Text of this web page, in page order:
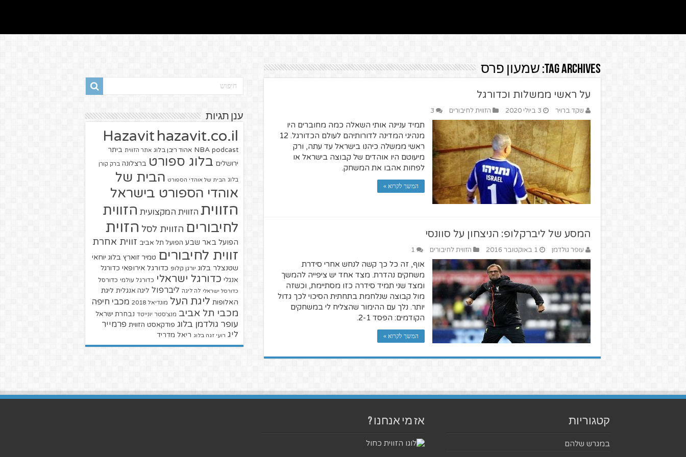
Tag Archives: שמעון פרס
על ראשי ממשלות וכדורגל
שקד ברויר 3 ביולי 2020 הזווית לחיבורים 3
תמיד עניינה אותי השאלה כמה מחוברים היו
מנהיגי המדינה לדורותיהם לעולם הכדורגל. 12
ראשי ממשלה כיהנו בישראל עד עתה, ורק
מיעוטם היו אוהדים של קבוצה בישראל או
לפחות אהבו את המשחק.
המשך לקרוא »
המסע של ליברקלופ: הניצחון על סוונסי
עופר גולדמן 1 באוקטובר 2016 הזווית לחיבורים 1
אוף, זה כל כך קשה לנחש אחרי סידרת
משחקים נהדרת. מצד אחד יש ציפייה להמשך
ומצד שני תמיד סידרה כזו מסתיימת, וכשזה
מול קבוצה שנלחמת בתחתית הסיכוי לכך גדול
יותר. נלך עם ההימור שהצליח לי במשחקים
הקודמים: הפסד 2-1.
המשך לקרוא »
ענן תגיות
Hazavit hazavit.co.il
NBA podcast אהוד ריבן בלוג אתר הזווית ביתר
ירושלים בלוג ספורט ברצלונה ברק קורן
בלוג הבית של אוהדי הספורט הבית של
אוהדי הספורט בישראל
הזווית הזווית המקצועית הזווית
לחיבורים הזווית לסל הזוית
הפועל באר שבע הפועל תל אביב זווית אחרת
זווית לחיבורים טמיר זוארץ בלוג יוחאי
שטנצלר בלוג יורגן קלופ כדורגל אירופאי כדורגל
אנגלי כדורגל ישראלי כדורגל עולמי כדורסל
כדורסל ישראלי לה ליגה ליברפול ליגה אנגלית ליגת
האלופות ליגת העל מונדיאל 2018 מכבי חיפה
מכבי תל אביב מנצ'סטר יונייטד נבחרת ישראל
עופר גולדמן בלוג פודקאסט הזווית פרמייר
ליג רועי זגה בלוג ריאל מדריד
קטגוריות
במגרש שלהם
אז מי אנחנו ?